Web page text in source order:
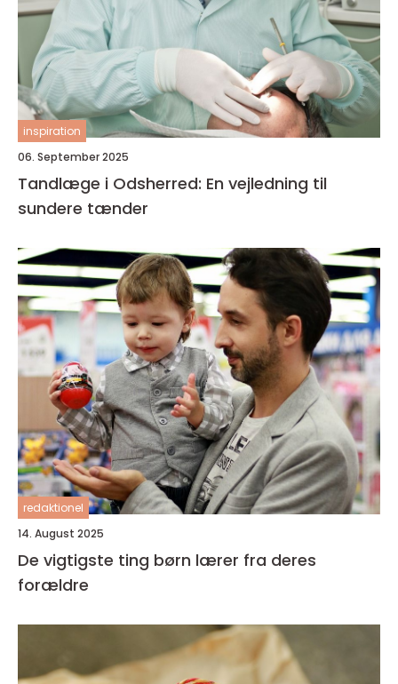
inspiration
06. September 2025
Tandlæge i Odsherred: En vejledning til
sundere tænder
redaktionel
14. August 2025
De vigtigste ting børn lærer fra deres
forældre